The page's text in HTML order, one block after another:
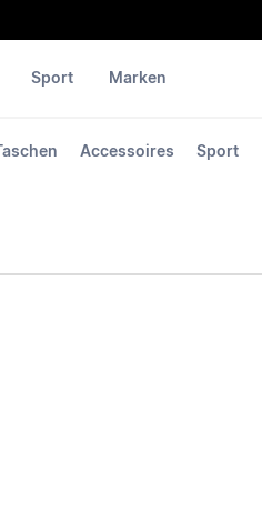
Taschen Accessoires Sport
Sport Marken